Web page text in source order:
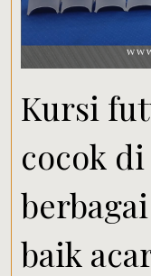
Kursi
cocok
baik